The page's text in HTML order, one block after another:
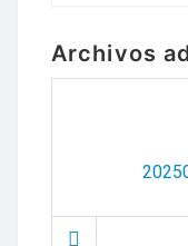
Archivos